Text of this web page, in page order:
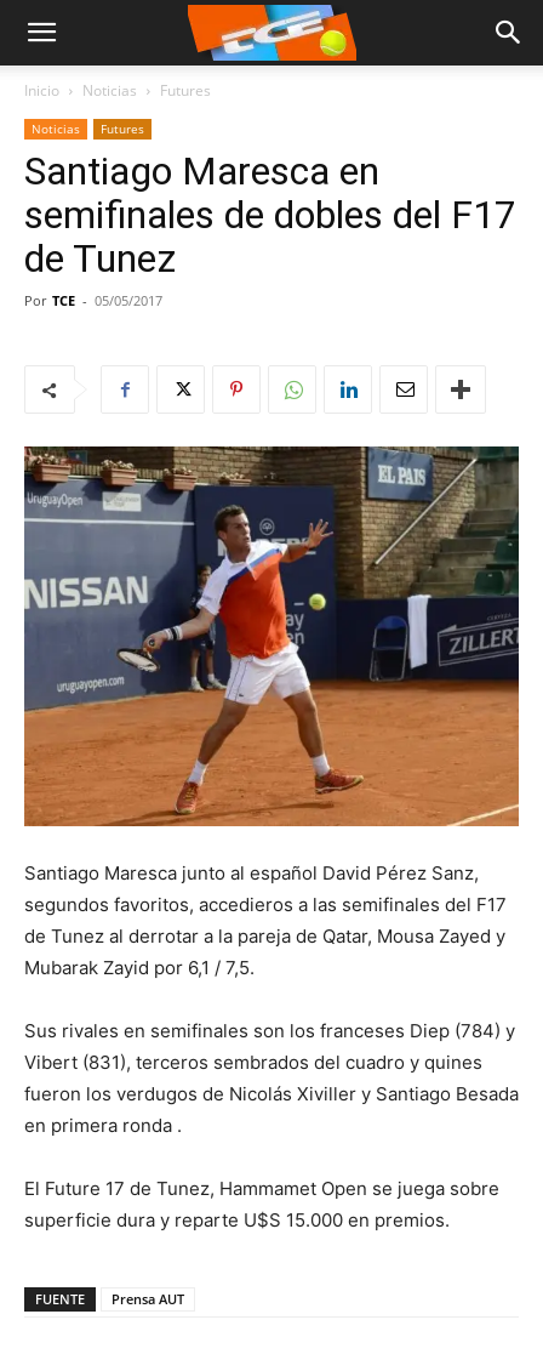
Inicio Noticias Futures
Noticias Futures
Santiago Maresca en
semifinales de dobles del F17
de Tunez
Por TCE - 05/05/2017
Santiago Maresca junto al español David Pérez Sanz,
segundos favoritos, accedieros a las semifinales del F17
de Tunez al derrotar a la pareja de Qatar, Mousa Zayed y
Mubarak Zayid por 6,1 / 7,5.
Sus rivales en semifinales son los franceses Diep (784) y
Vibert (831), terceros sembrados del cuadro y quines
fueron los verdugos de Nicolás Xiviller y Santiago Besada
en primera ronda .
El Future 17 de Tunez, Hammamet Open se juega sobre
superficie dura y reparte U$S 15.000 en premios.
FUENTE Prensa AUT